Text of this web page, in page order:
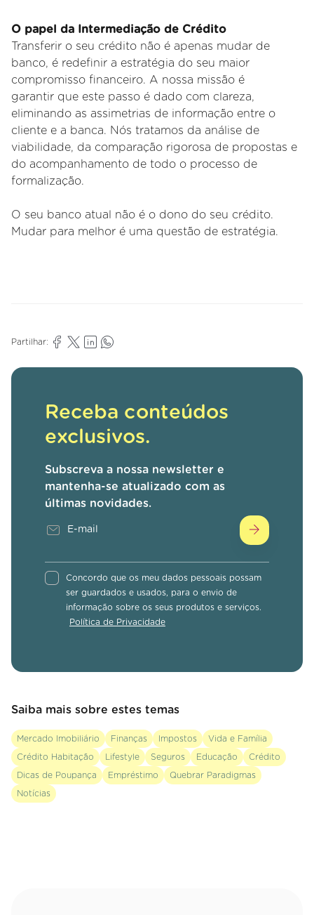
O papel da Intermediação de Crédito
Transferir o seu crédito não é apenas mudar de
banco, é redefinir a estratégia do seu maior
compromisso financeiro. A nossa missão é
garantir que este passo é dado com clareza,
eliminando as assimetrias de informação entre o
cliente e a banca. Nós tratamos da análise de
viabilidade, da comparação rigorosa de propostas e
do acompanhamento de todo o processo de
formalização.
O seu banco atual não é o dono do seu crédito.
Mudar para melhor é uma questão de estratégia.
Partilhar:
Receba conteúdos
exclusivos.
Subscreva a nossa newsletter e
mantenha-se atualizado com as
últimas novidades.
Concordo que os meu dados pessoais possam
ser guardados e usados, para o envio de
informação sobre os seus produtos e serviços.
Política de Privacidade
Saiba mais sobre estes temas
Mercado Imobiliário Finanças Impostos Vida e Família
Crédito Habitação Lifestyle Seguros Educação Crédito
Dicas de Poupança Empréstimo Quebrar Paradigmas
Notícias